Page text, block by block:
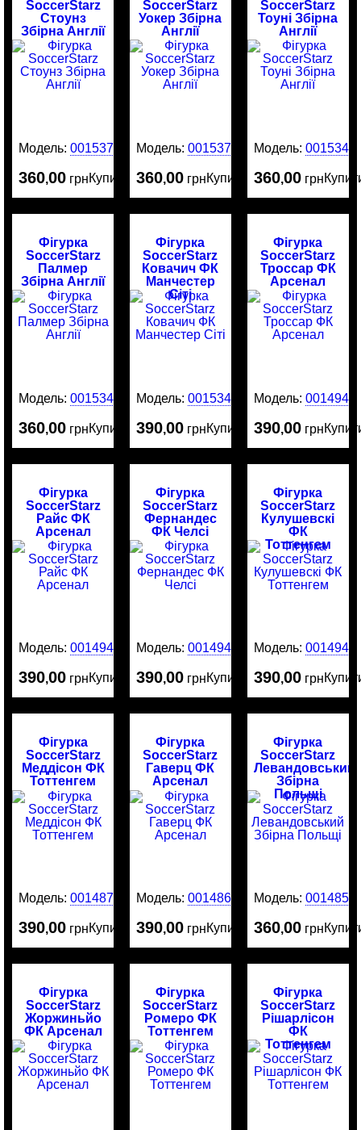
SoccerStarz
Стоунз
Збірна Англії
Модель:0015376
360,00 грнКупити
SoccerStarz
Уокер Збірна
Англії
Модель:0015375
360,00 грнКупити
SoccerStarz
Тоуні Збірна
Англії
Модель: 0015342
360,00 грн
Фігурка
SoccerStarz
Палмер
Збірна Англії
Модель:0015341
360,00 грнКупити
Фігурка
SoccerStarz
Ковачич ФК
Манчестер
Сіті
Модель:0015340
390,00 грнКупити
Фігурка
SoccerStarz
Троссар ФК
Арсенал
Модель: 0014945
390,00 грн
Фігурка
SoccerStarz
Райс ФК
Арсенал
Модель:0014944
390,00 грнКупити
Фігурка
SoccerStarz
Фернандес
ФК Челсі
Модель:0014943
390,00 грнКупити
Фігурка
SoccerStarz
Кулушевскі
ФК
Тоттенгем
Модель: 0014942
390,00 грн
Фігурка
SoccerStarz
Меддісон ФК
Тоттенгем
Модель:0014874
390,00 грнКупити
Фігурка
SoccerStarz
Гаверц ФК
Арсенал
Модель:0014865
390,00 грнКупити
Фігурка
SoccerStarz
Левандовський
Збірна
Польщі
Модель: 0014859
360,00 грн
Фігурка
SoccerStarz
Жоржиньйо
ФК Арсенал
Фігурка
SoccerStarz
Ромеро ФК
Тоттенгем
Фігурка
SoccerStarz
Рішарлісон
ФК
Тоттенгем